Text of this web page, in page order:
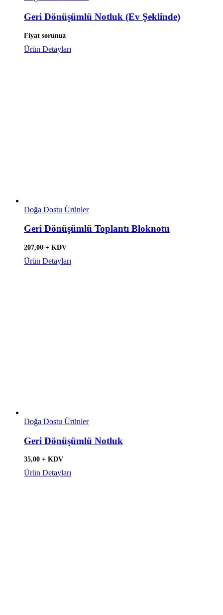
Geri Dönüşümlü Notluk (Ev Şeklinde)
Fiyat sorunuz
Ürün Detayları
Doğa Dostu Ürünler
Geri Dönüşümlü Toplantı Bloknotu
207,00 + KDV
Ürün Detayları
Doğa Dostu Ürünler
Geri Dönüşümlü Notluk
35,00 + KDV
Ürün Detayları